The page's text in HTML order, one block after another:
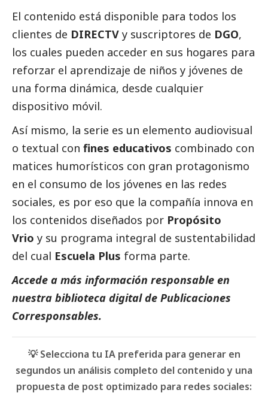
El contenido está disponible para todos los
clientes de DIRECTV y suscriptores de DGO,
los cuales pueden acceder en sus hogares para
reforzar el aprendizaje de niños y jóvenes de
una forma dinámica, desde cualquier
dispositivo móvil.
Así mismo, la serie es un elemento audiovisual
o textual con fines educativos combinado con
matices humorísticos con gran protagonismo
en el consumo de los jóvenes en las redes
sociales, es por eso que la compañía innova en
los contenidos diseñados por Propósito
Vrio y su programa integral de sustentabilidad
del cual Escuela Plus forma parte.
Accede a más información responsable en
nuestra biblioteca digital de Publicaciones
Corresponsables.
💡 Selecciona tu IA preferida para generar en
segundos un análisis completo del contenido y una
propuesta de post optimizado para redes sociales: